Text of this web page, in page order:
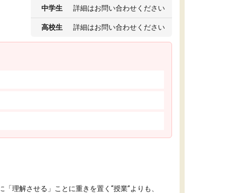
中学生 詳細はお問い合わせください
高校生 詳細はお問い合わせください
理解させる」ことに重きを置く“授業”よりも、